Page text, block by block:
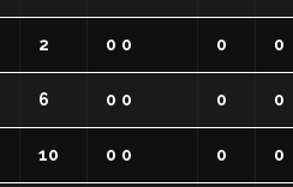
Assicurazioni FIP
Agenti Sportivi
Affiliati con noi
2 0 0 0 0
6 0 0 0 0
10 0 0 0 0